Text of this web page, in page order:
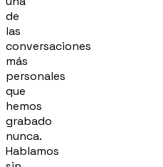
de
las
conversaciones
más
personales
que
hemos
grabado
nunca.
Hablamos